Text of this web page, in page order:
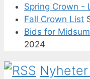
Spring Crown -
Fall Crown List
Bids for
2024